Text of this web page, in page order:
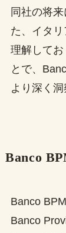
同社の将
た、イタ
理解して
とで、
より深く洞
Banco
Banco
Banco